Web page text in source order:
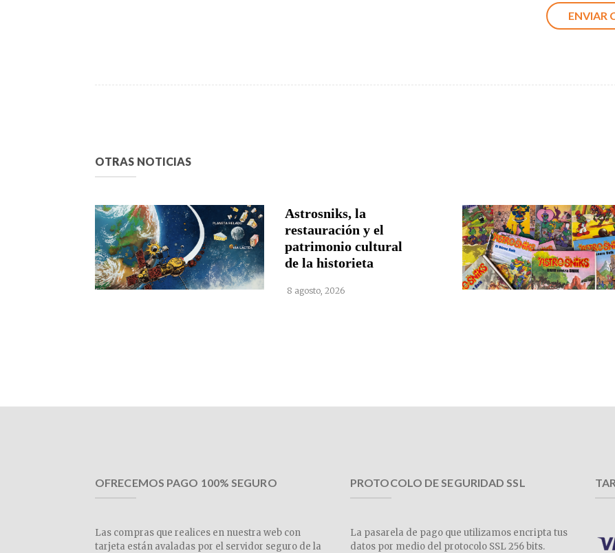
OTRAS NOTICIAS
Astrosniks, la
restauración y el
patrimonio cultural
de la historieta
8 agosto, 2026
OFRECEMOS PAGO 100% SEGURO
Las compras que realices en nuestra web con
tarjeta están avaladas por el servidor seguro de la
PROTOCOLO DE SEGURIDAD SSL
La pasarela de pago que utilizamos encripta tus
datos por medio del protocolo SSL 256 bits.